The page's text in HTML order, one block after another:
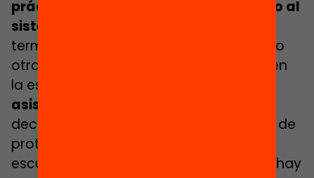
prácticamente un 70%
han regresado al
sistema educativo
terminado ya un PFI y ya están cursando
otra formación. Y mientras están aquí en
la escuela, estamos en un
asistencia
decirlo, porque son jóvenes que venían de
protocolos de absentismo, y aquí en la
escuela su asistencia es significativa. Y hay